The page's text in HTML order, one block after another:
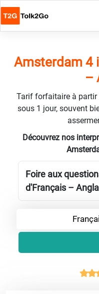
Amsterdam 4
–
Tarif forfaitaire à partir
sous 1 jour, souvent
Découvrez nos
Foire aux
d'Français –